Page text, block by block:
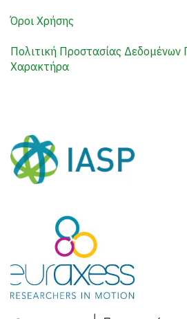
Όροι Χρήσης
Πολιτική Προστασίας Δεδομένων
Χαρακτήρα